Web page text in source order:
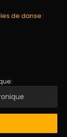
de danse :